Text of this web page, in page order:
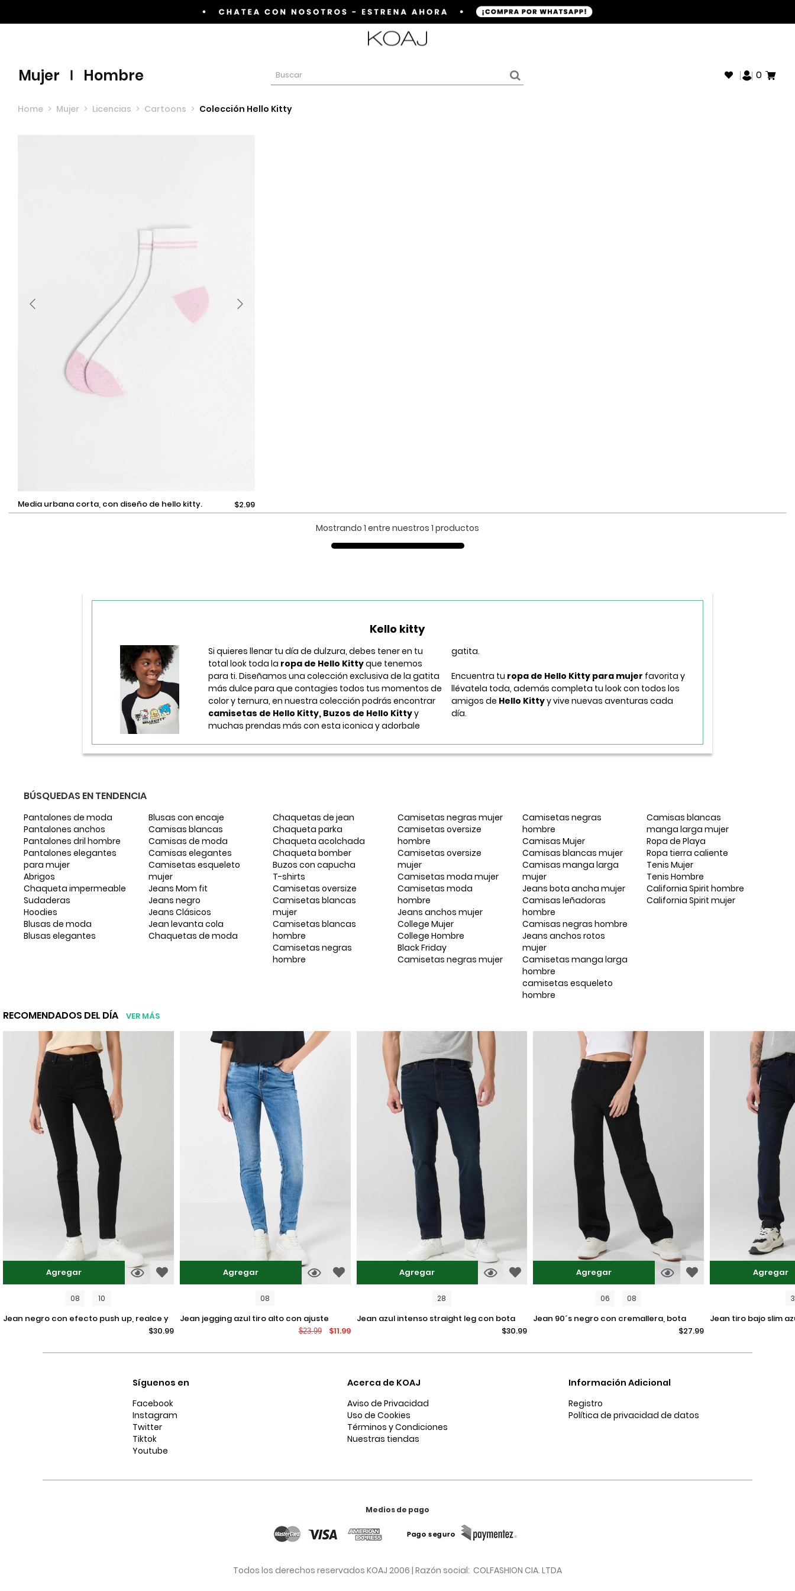
mujer hombre 0
Home > Mujer > Licencias > Cartoons > Colección Hello Kitty
9-11 Pocas unidades disponibles $2.99
media urbana corta, con diseño de hello kitty.
Mostrando 1 entre nuestros 1 productos
Kello kitty
Si quieres llenar tu día de dulzura, debes tener en tu
total look toda la ropa de Hello Kittyque tenemos
para ti. Diseñamos una colección exclusiva de la gatita
más dulce para que contagies todos tus momentos de
color y ternura, en nuestra colección podrás encontrar
camisetas de Hello Kitty, Buzos de Hello Kittyy
muchas prendas más con esta iconica y adorbale
gatita.
Encuentra tu ropa de Hello Kitty para mujer favorita y
llévatela toda, además completa tu look con todos los
amigos de Hello Kittyy vive nuevas aventuras cada
día.
BÚSQUEDAS EN TENDENCIA
Pantalones de moda
Pantalones anchos
Pantalones dril hombre
Pantalones elegantes
para mujer
Abrigos
Chaqueta impermeable
Sudaderas
Hoodies
Blusas de moda
Blusas elegantes
Blusas con encaje
Camisas blancas
Camisas de moda
Camisas elegantes
Camisetas esqueleto
mujer
Jeans Mom fit
Jeans negro
Jeans Clásicos
Jean levanta cola
Chaquetas de moda
Chaquetas de jean
Chaqueta parka
Chaqueta acolchada
Chaqueta bomber
Buzos con capucha
T-shirts
Camisetas oversize
Camisetas blancas
mujer
Camisetas blancas
hombre
Camisetas negras
hombre
Camisetas negras mujer
Camisetas oversize
hombre
Camisetas oversize
mujer
Camisetas moda mujer
Camisetas moda
hombre
Jeans anchos mujer
College Mujer
College Hombre
Black Friday
Camisetas negras mujer
Camisetas negras
hombre
Camisas Mujer
Camisas blancas mujer
Camisas manga larga
mujer
Jeans bota ancha mujer
Camisas leñadoras
hombre
Camisas negras hombre
Jeans anchos rotos
mujer
Camisetas manga larga
hombre
camisetas esqueleto
hombre
Camisas blancas
manga larga mujer
Ropa de Playa
Ropa tierra caliente
Tenis Mujer
Tenis Hombre
California Spirit hombre
California Spirit mujer
RECOMENDADOS DEL DÍA VER MÁS
Agregar
08 10
jean negro con efecto push up, realce y
$30.99
Agregar
08
jean jegging azul tiro alto con ajuste
$23.99 $11.99
Agregar
28
jean azul intenso straight leg con bota
$30.99
Agregar
06 08
jean 90´s negro con cremallera, bota
$27.99
Agregar
jean tiro bajo slim azul intenso ajustado
Síguenos en
Facebook
Instagram
Twitter
Tiktok
Youtube
Acerca de KOAJ
Aviso de Privacidad
Uso de Cookies
Términos y Condiciones
Nuestras tiendas
Información Adicional
Registro
Política de privacidad de datos
Medios de pago
Todos los derechos reservados KOAJ 2006 | Razón social: COLFASHION CIA. LTDA